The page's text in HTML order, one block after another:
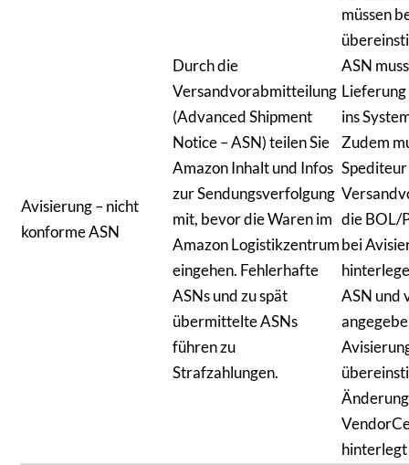
Avisierung – nicht
konforme ASN
Durch die
Versandvorabmitteilung
(Advanced Shipment
Notice – ASN) teilen Sie
Amazon Inhalt und Infos
zur Sendungsverfolgung
mit, bevor die Waren im
Amazon Logistikzentrum
eingehen. Fehlerhafte
ASNs und zu spät
übermittelte ASNs
führen zu
Strafzahlungen.
müssen
ASN
ins
Zudem
die BOL/
bei
ASN und